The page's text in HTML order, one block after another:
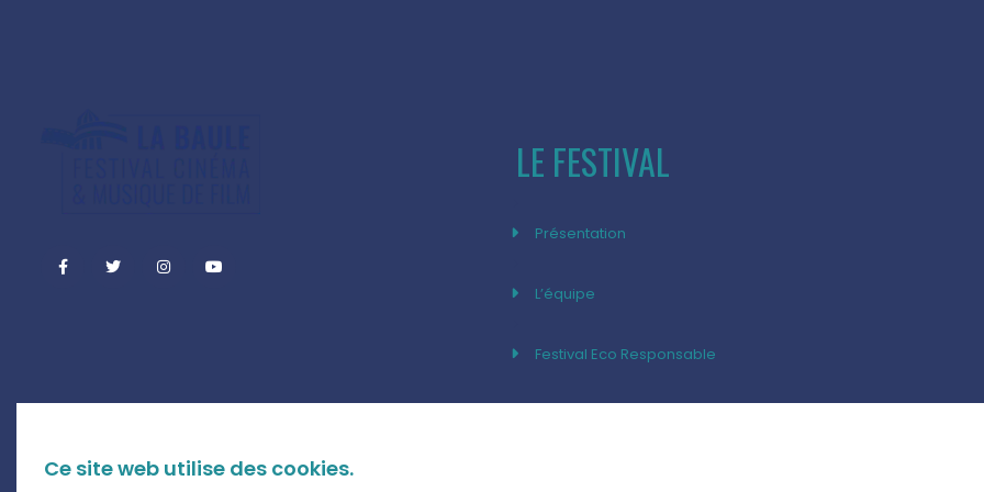
LE FESTIVAL
Présentation
L’équipe
Festival Eco Responsable
Ce site web utilise des cookies.